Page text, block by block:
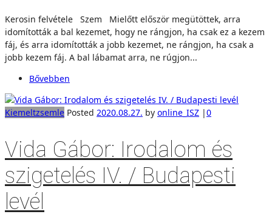
Kerosin felvétele Szem Mielőtt először megütöttek, arra
idomították a bal kezemet, hogy ne rángjon, ha csak ez a kezem
fáj, és arra idomították a jobb kezemet, ne rángjon, ha csak a
jobb kezem fáj. A bal lábamat arra, ne rúgjon...
Bővebben
Kiemeltzsemle Posted 2020.08.27. by online_ISZ |0
Vida Gábor: Irodalom és
szigetelés IV. / Budapesti
levél